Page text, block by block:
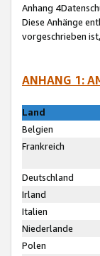
Anhang
Diese Anhänge
vorgeschrieben
ANHANG 1:
Land
Belgien
Frankreich
Deutschland
Irland
Italien
Niederlande
Polen